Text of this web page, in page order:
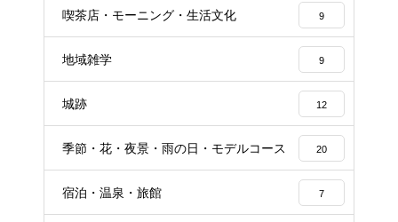
喫茶店・モーニング・生活文化 9
地域雑学 9
城跡 12
季節・花・夜景・雨の日・モデルコース 20
宿泊・温泉・旅館 7